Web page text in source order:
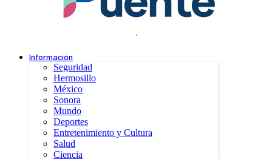
.
Información
Seguridad
Hermosillo
México
Sonora
Mundo
Deportes
Entretenimiento y Cultura
Salud
Ciencia